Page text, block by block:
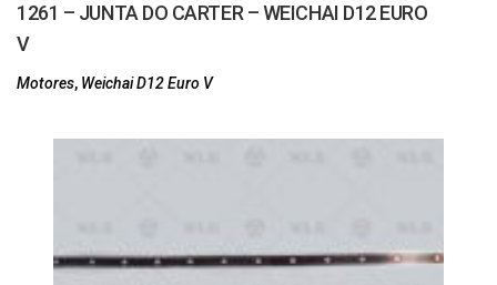
1261 – JUNTA DO CARTER – WEICHAI D12 EURO
V
Motores, Weichai D12 Euro V